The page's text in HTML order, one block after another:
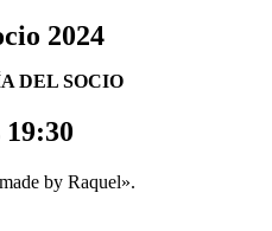
2024
DEL SOCIO
by Raquel».